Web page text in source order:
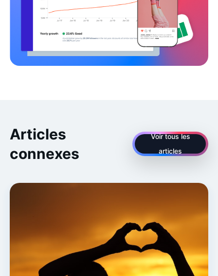
Articles
connexes
Voir tous les
articles